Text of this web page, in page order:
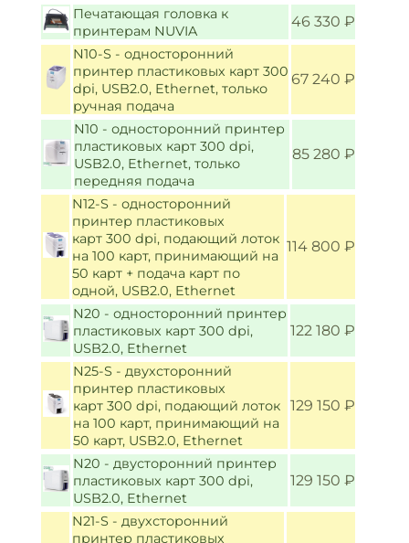
Печатающая головка к
принтерам NUVIA
46 330 ₽
N10-S - односторонний
принтер пластиковых карт 300
dpi, USB2.0, Ethernet, только
ручная подача
67 240 ₽
N10 - односторонний принтер
пластиковых карт 300 dpi,
USB2.0, Ethernet, только
передняя подача
85 280 ₽
N12-S - односторонний
принтер пластиковых
карт 300 dpi, подающий лоток
на 100 карт, принимающий на
50 карт + подача карт по
одной, USB2.0, Ethernet
114 800 ₽
N20 - односторонний принтер
пластиковых карт 300 dpi,
USB2.0, Ethernet
122 180 ₽
N25-S - двухсторонний
принтер пластиковых
карт 300 dpi, подающий лоток
на 100 карт, принимающий на
50 карт, USB2.0, Ethernet
129 150 ₽
N20 - двусторонний принтер
пластиковых карт 300 dpi,
USB2.0, Ethernet
129 150 ₽
N21-S - двухсторонний
принтер пластиковых